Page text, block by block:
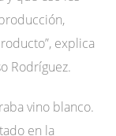
explica
Rodríguez.
vino blanco.
en la